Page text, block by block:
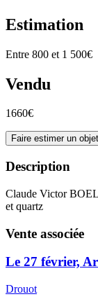
Estimation
Entre 800 et 1 500€
Vendu
1660€
Faire estimer un
Description
Claude Victor
et quartz
Vente associée
Le 27 février,
Drouot